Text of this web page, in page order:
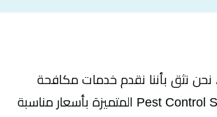
نحن نثق بأننا نقدم خدمات مكافحة
الحشرات Pest Control Services المتميزة بأسعار مناسبة